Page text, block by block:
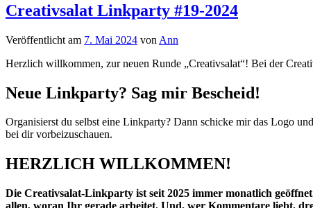
Creativsalat Linkparty #19-2024
Veröffentlicht am 7. Mai 2024 von Ann
Herzlich willkommen, zur neuen Runde „Creativsalat“! Bei der
Neue Linkparty? Sag mir Bescheid!
Organisierst du selbst eine Linkparty? Dann schicke mir das Logo
bei dir vorbeizuschauen.
HERZLICH WILLKOMMEN!
Die Creativsalat-Linkparty ist seit 2025 immer monatlich